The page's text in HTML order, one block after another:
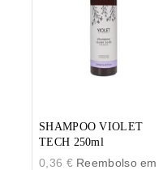
SHAMPOO VIOLET
TECH 250ml
0,36 €Reembolso em